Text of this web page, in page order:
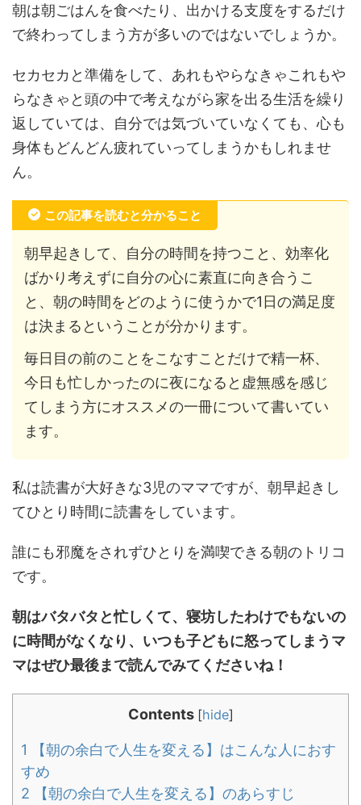
朝は朝ごはんを食べたり、出かける支度をするだけ
で終わってしまう方が多いのではないでしょうか。
セカセカと準備をして、あれもやらなきゃこれもや
らなきゃと頭の中で考えながら家を出る生活を繰り
返していては、自分では気づいていなくても、心も
身体もどんどん疲れていってしまうかもしれませ
ん。
この記事を読むと分かること
朝早起きして、自分の時間を持つこと、効率化
ばかり考えずに自分の心に素直に向き合うこ
と、朝の時間をどのように使うかで1日の満足度
は決まるということが分かります。
毎日目の前のことをこなすことだけで精一杯、
今日も忙しかったのに夜になると虚無感を感じ
てしまう方にオススメの一冊について書いてい
ます。
私は読書が大好きな3児のママですが、朝早起きし
てひとり時間に読書をしています。
誰にも邪魔をされずひとりを満喫できる朝のトリコ
です。
朝はバタバタと忙しくて、寝坊したわけでもないの
に時間がなくなり、いつも子どもに怒ってしまうマ
マはぜひ最後まで読んでみてくださいね！
Contents [hide]
1 【朝の余白で人生を変える】はこんな人におす
すめ
2 【朝の余白で人生を変える】のあらすじ